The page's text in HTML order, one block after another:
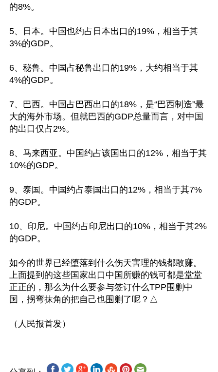
的8%。
5、日本。中国也约占日本出口的19%，相当于其
3%的GDP。
6、秘鲁。中国占秘鲁出口的19%，大约相当于其
4%的GDP。
7、巴西。中国占巴西出口的18%，是“巴西制造”最
大的海外市场。但就巴西的GDP总量而言，对中国
的出口仅占2%。
8、马来西亚。中国约占该国出口的12%，相当于其
10%的GDP。
9、泰国。中国约占泰国出口的12%，相当于其7%
的GDP。
10、印尼。中国约占印尼出口的10%，相当于其2%
的GDP。
如今的世界已经堕落到什么伤天害理的钱都敢赚。
上面提到的这些国家出口中国所赚的钱可都是堂堂
正正的，那么为什么要参与签订什么TPP围剿中
国，拐弯抹角的把自己也围剿了呢？△